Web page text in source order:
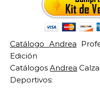
Catálogo Andrea
Edición
CatálogosAndrea
Deportivos: